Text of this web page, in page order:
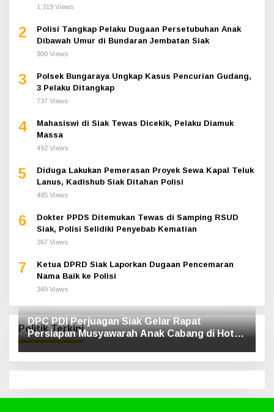
1,319 Views
2
Polisi Tangkap Pelaku Dugaan Persetubuhan Anak
Dibawah Umur di Bundaran Jembatan Siak
800 Views
3
Polsek Bungaraya Ungkap Kasus Pencurian Gudang,
3 Pelaku Ditangkap
737 Views
4
Mahasiswi di Siak Tewas Dicekik, Pelaku Diamuk
Massa
492 Views
5
Diduga Lakukan Pemerasan Proyek Sewa Kapal Teluk
Lanus, Kadishub Siak Ditahan Polisi
485 Views
6
Dokter PPDS Ditemukan Tewas di Samping RSUD
Siak, Polisi Selidiki Penyebab Kematian
367 Views
7
Ketua DPRD Siak Laporkan Dugaan Pencemaran
Nama Baik ke Polisi
349 Views
Politik Terkini
DPC PDI Perjuagan Siak Gelar Rapat
Persiapan Musyawarah Anak Cabang di Hotel
Luxe